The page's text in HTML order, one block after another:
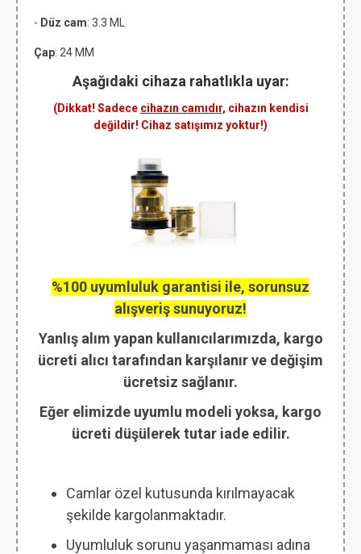
- Düz cam: 3.3 ML
Çap: 24 MM
Aşağıdaki cihaza rahatlıkla uyar:
(Dikkat! Sadece cihazın camıdır, cihazın kendisi
değildir! Cihaz satışımız yoktur!)
%100 uyumluluk garantisi ile, sorunsuz
alışveriş sunuyoruz!
Yanlış alım yapan kullanıcılarımızda, kargo
ücreti alıcı tarafından karşılanır ve değişim
ücretsiz sağlanır.
Eğer elimizde uyumlu modeli yoksa, kargo
ücreti düşülerek tutar iade edilir.
Camlar özel kutusunda kırılmayacak
şekilde kargolanmaktadır.
Uyumluluk sorunu yaşanmaması adına